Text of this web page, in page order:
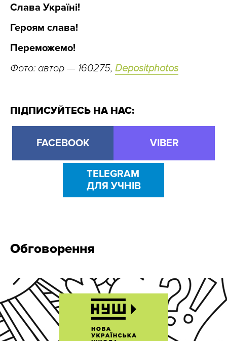
Слава Україні!
Героям слава!
Переможемо!
Фото: автор — 160275, Depositphotos
ПІДПИСУЙТЕСЬ НА НАС:
FACEBOOK VIBER
TELEGRAM
ДЛЯ УЧНІВ
Обговорення